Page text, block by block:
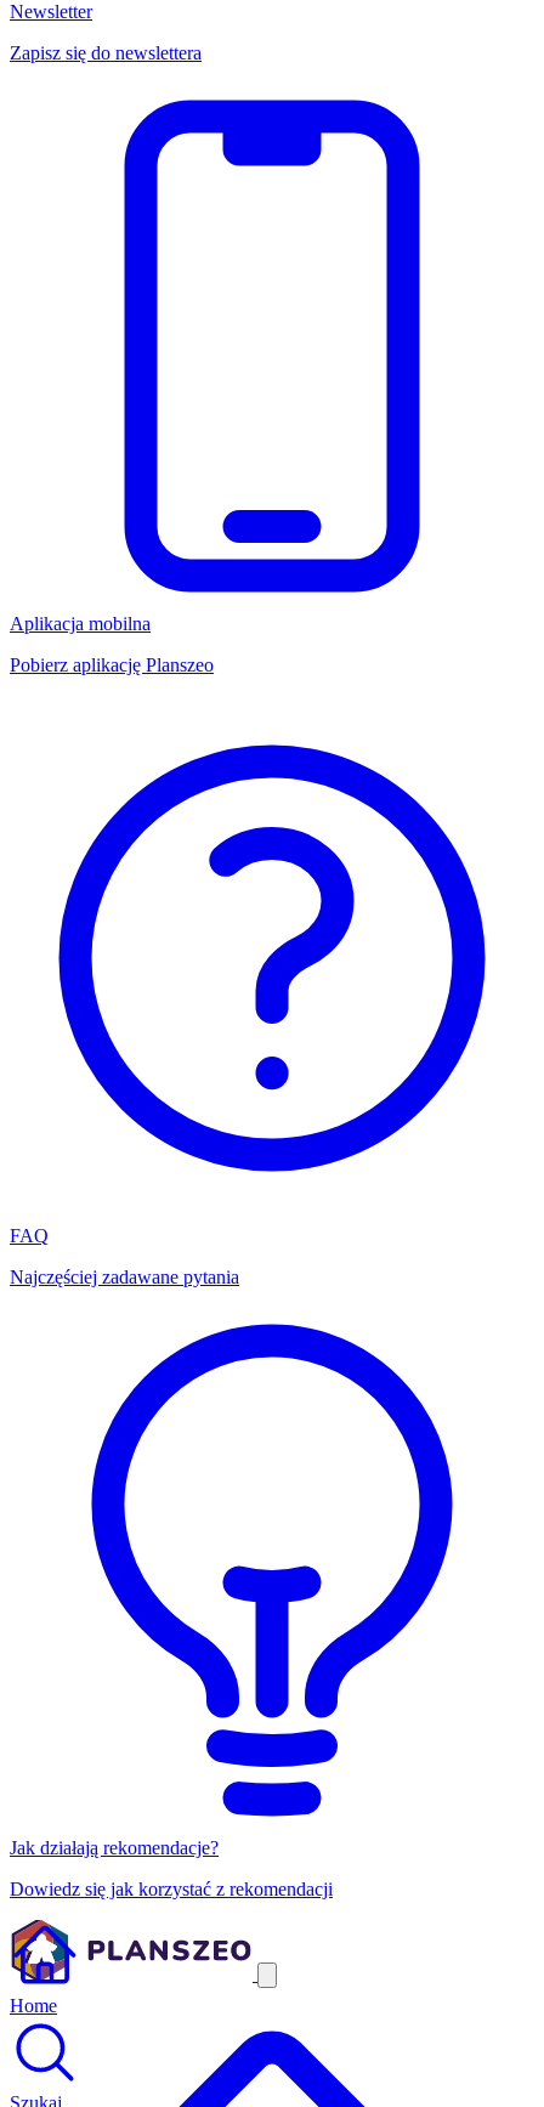
Newsletter
Zapisz się do newslettera
Aplikacja mobilna
Pobierz aplikację Planszeo
FAQ
Najczęściej zadawane pytania
Jak działają rekomendacje?
Dowiedz się jak korzystać z rekomendacji
Home
Szukaj